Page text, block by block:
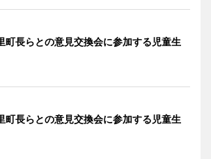
町長らとの意見交換会に参加する児童生
町長らとの意見交換会に参加する児童生